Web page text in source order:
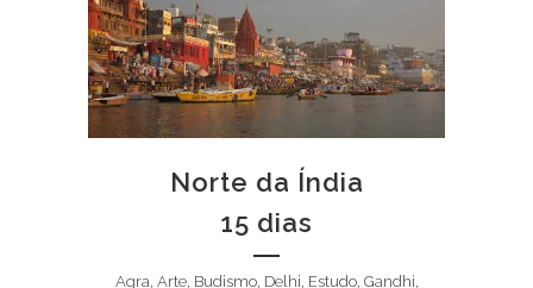
Norte da Índia
15 dias
Agra, Arte, Budismo, Delhi, Estudo, Gandhi,